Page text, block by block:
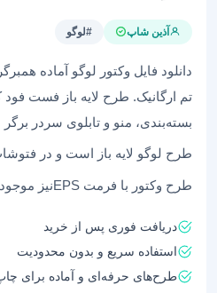
آذین شاپ #لوگو
دانلود فایل وکتور لوگو آماده
تم ارگانیک. طرح لایه باز فست فود
بسته‌بندی، منو و تابلوی سردر
طرح لوگو لایه باز است و در
طرح وکتور با فرمت EPSنیز موجود است.
دریافت فوری پس از خرید
استفاده سریع و بدون محدودیت
طرح‌های حرفه‌ای و آماده برای